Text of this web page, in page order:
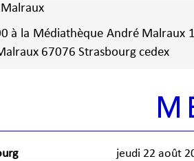
à la Médiathèque André Malraux 1
67076 Strasbourg cedex
jeudi 22 août